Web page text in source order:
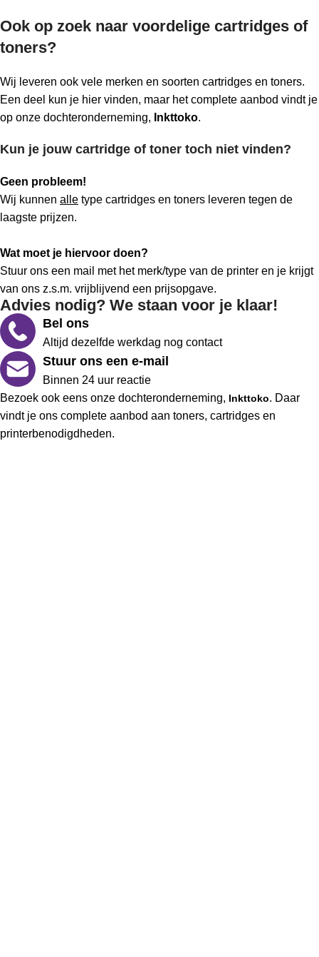
Ook op zoek naar voordelige cartridges of
toners?
Wij leveren ook vele merken en soorten cartridges en toners.
Een deel kun je hier vinden, maar het complete aanbod vindt je
op onze dochteronderneming, Inkttoko.
Kun je jouw cartridge of toner toch niet vinden?
Geen probleem!
Wij kunnen alle type cartridges en toners leveren tegen de
laagste prijzen.
Wat moet je hiervoor doen?
Stuur ons een mail met het merk/type van de printer en je krijgt
van ons z.s.m. vrijblijvend een prijsopgave.
Advies nodig? We staan voor je klaar!
Bel ons
Altijd dezelfde werkdag nog contact
Stuur ons een e-mail
Binnen 24 uur reactie
Bezoek ook eens onze dochteronderneming, Inkttoko. Daar
vindt je ons complete aanbod aan toners, cartridges en
printerbenodigdheden.